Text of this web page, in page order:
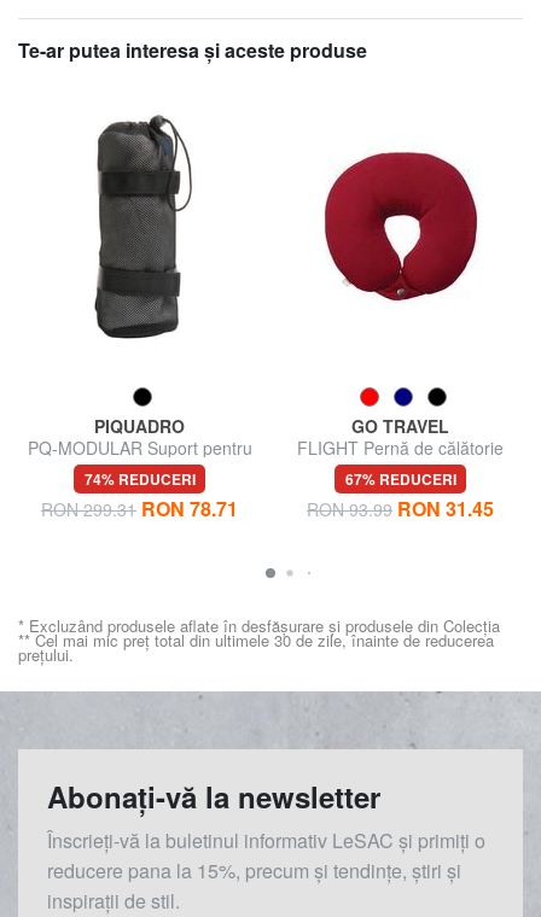
Te-ar putea interesa şi aceste produse
PIQUADRO
PQ-MODULAR Suport pentru
sticle de apă
74% REDUCERI
RON 299.31 RON 78.71
GO TRAVEL
FLIGHT Pernă de călătorie
67% REDUCERI
RON 93.99 RON 31.45
* Excluzând produsele aflate în desfășurare și produsele din Colecția
** Cel mai mic preț total din ultimele 30 de zile, înainte de reducerea
prețului.
Abonați-vă la newsletter
Înscrieți-vă la buletinul informativ LeSAC și primiți o
reducere pana la 15%, precum și tendințe, știri și
inspirații de stil.